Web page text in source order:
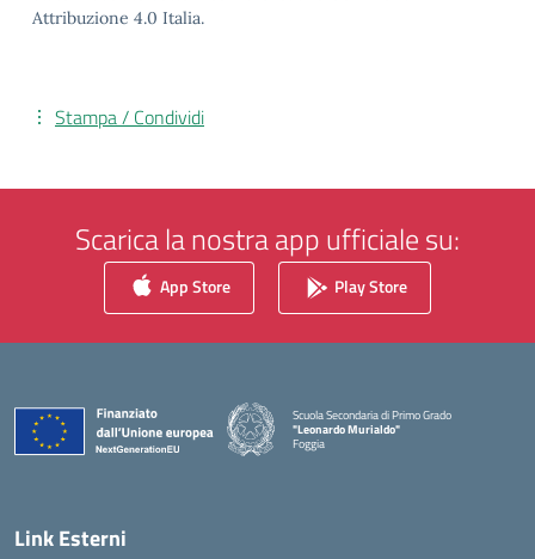
Attribuzione 4.0 Italia.
Stampa / Condividi
Scarica la nostra app ufficiale su:
App Store Play Store
Scuola Secondaria di Primo Grado
"Leonardo Murialdo"
Foggia
— Visita la pagina iniziale della scuola
Link Esterni